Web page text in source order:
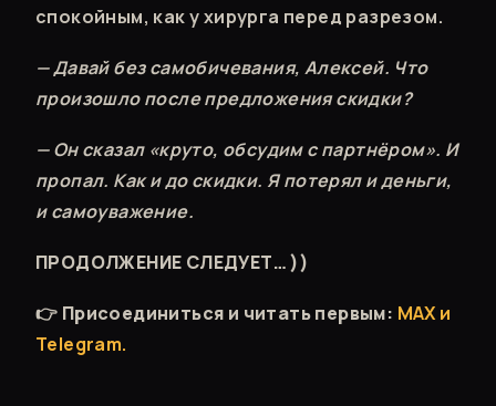
спокойным, как у хирурга перед разрезом.
— Давай без самобичевания, Алексей. Что
произошло после предложения скидки?
— Он сказал «круто, обсудим с партнёром». И
пропал. Как и до скидки. Я потерял и деньги,
и самоуважение.
ПРОДОЛЖЕНИЕ СЛЕДУЕТ… ))
👉 Присоединиться и читать первым: MAX и
Telegram.